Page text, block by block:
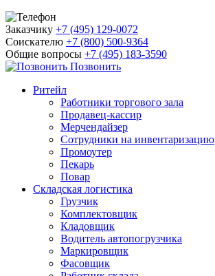
Заказчику +7 (495) 129-0072
Соискателю +7 (800) 500-9364
Общие вопросы +7 (495) 183-3590
Позвонить
Ритейл
Работники торгового зала
Продавец-кассир
Мерчендайзер
Сотрудники на инвентаризацию
Промоутер
Пекарь
Повар
Складская логистика
Грузчик
Комплектовщик
Кладовщик
Водитель автопогрузчика
Маркировщик
Фасовщик